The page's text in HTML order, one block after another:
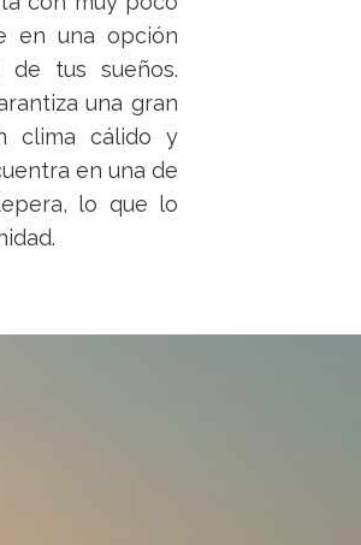
en una opción
de tus sueños.
una gran
clima cálido y
en una de
lo que lo